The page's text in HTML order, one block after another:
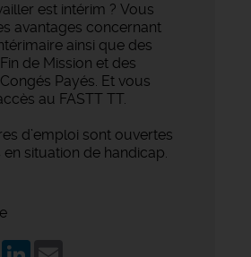
est intérim ? Vous
avantages concernant
ainsi que des
de Mission et des
Payés. Et vous
au FASTT TT.
d’emploi sont ouvertes
situation de handicap.
WhatsApp
LinkedIn